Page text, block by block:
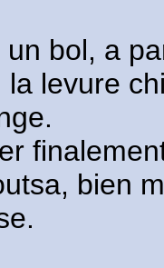
un bol, a
la levure
bien